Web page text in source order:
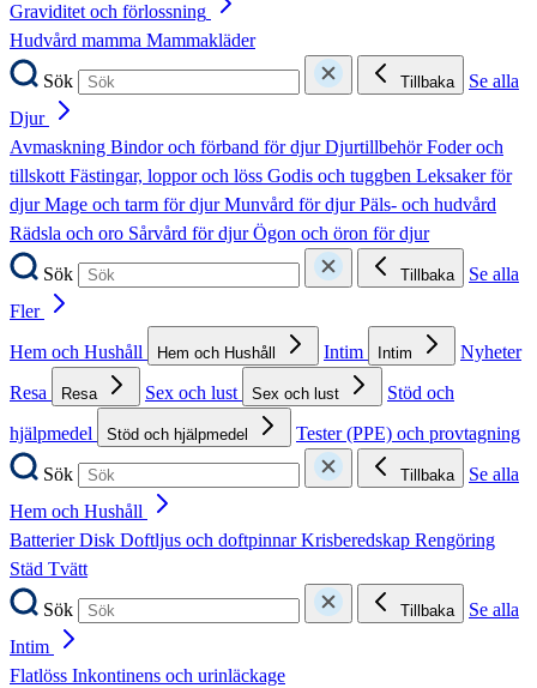
Graviditet och förlossning
Hudvård mamma Mammakläder
Sök
Tillbaka
Se alla
Djur
Avmaskning Bindor och förband för djurDjurtillbehörFoder och
tillskottFästingar, loppor och löss Godis och tuggben Leksaker för
djurMage och tarm för djurMunvård för djurPäls- och hudvård
Rädsla och oro Sårvård för djurÖgon och öron för djur
Sök
Tillbaka
Se alla
Fler
Hem och Hushåll
Hem och Hushåll Intim Intim
Nyheter
Resa
Resa Sex och lust Sex och lust
Stöd och
hjälpmedel
Stöd och hjälpmedel
Tester (PPE) och provtagning
Sök
Tillbaka
Se alla
Hem och Hushåll
BatterierDisk Doftljus och doftpinnarKrisberedskap Rengöring
Städ Tvätt
Sök
Tillbaka
Se alla
Intim
Flatlöss Inkontinens och urinläckage